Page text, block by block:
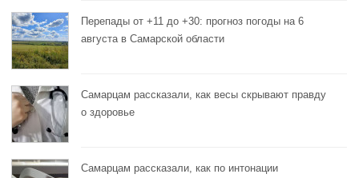
Перепады от +11 до +30: прогноз погоды на 6
августа в Самарской области
Самарцам рассказали, как весы скрывают правду
о здоровье
Самарцам рассказали, как по интонации